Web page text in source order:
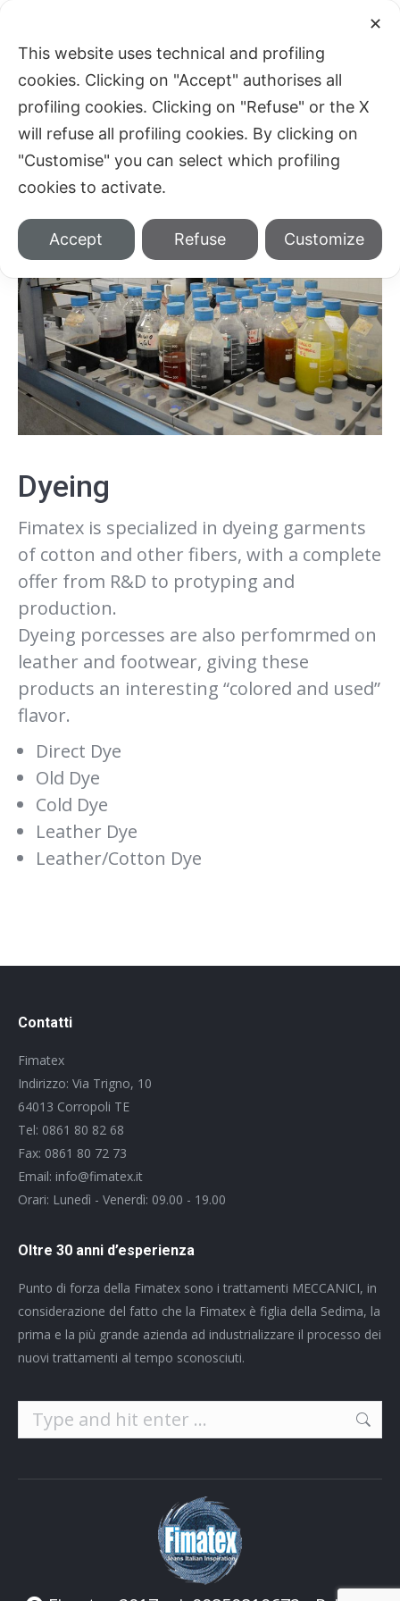
You are here:
Home Jeans Denim Workings Dyeing
Dyeing
Fimatex is specialized in dyeing garments
of cotton and other fibers, with a complete
offer from R&D to protyping and
production.
Dyeing porcesses are also perfomrmed on
leather and footwear, giving these
products an interesting “colored and used”
flavor.
Direct Dye
Old Dye
Cold Dye
Leather Dye
Leather/Cotton Dye
Contatti
Fimatex
Indirizzo: Via Trigno, 10
64013 Corropoli TE
Tel: 0861 80 82 68
Fax: 0861 80 72 73
Email: info@fimatex.it
Orari: Lunedì - Venerdì: 09.00 - 19.00
Oltre 30 anni d’esperienza
Punto di forza della Fimatex sono i trattamenti MECCANICI, in
considerazione del fatto che la Fimatex è figlia della Sedima, la
prima e la più grande azienda ad industrializzare il processo dei
nuovi trattamenti al tempo sconosciuti.
Search:
✕
This website uses technical and profiling
cookies. Clicking on "Accept" authorises all
profiling cookies. Clicking on "Refuse" or the X
will refuse all profiling cookies. By clicking on
"Customise" you can select which profiling
cookies to activate.
Accept Refuse Customize